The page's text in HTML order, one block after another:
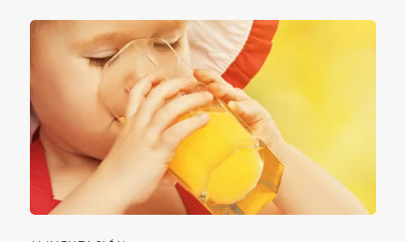
Si aún no formas parte del Club familias,
únete.
ÚNETE AL CLUB